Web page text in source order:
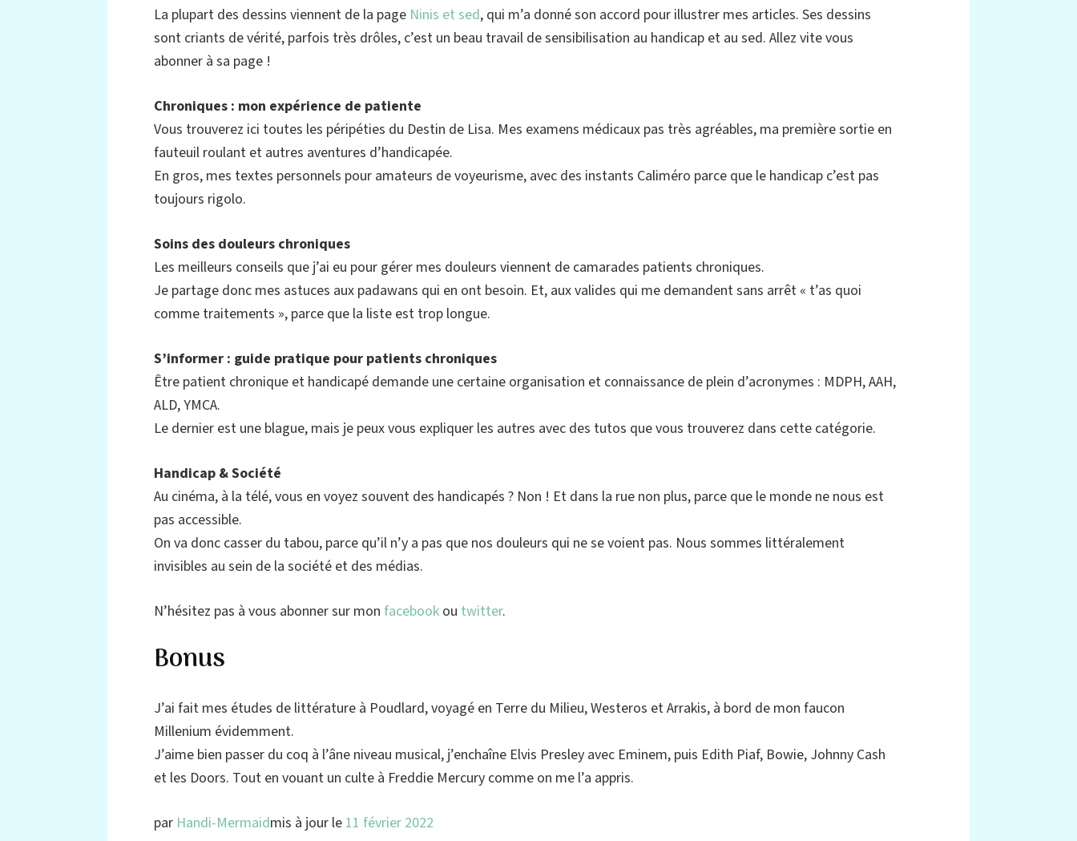
La plupart des dessins viennent de la page Ninis et sed, qui m’a donné son accord pour illustrer mes articles. Ses dessins
sont criants de vérité, parfois très drôles, c’est un beau travail de sensibilisation au handicap et au sed. Allez vite vous
abonner à sa page !
Chroniques : mon expérience de patiente
Vous trouverez ici toutes les péripéties du Destin de Lisa. Mes examens médicaux pas très agréables, ma première sortie en
fauteuil roulant et autres aventures d’handicapée.
En gros, mes textes personnels pour amateurs de voyeurisme, avec des instants Caliméro parce que le handicap c’est pas
toujours rigolo.
Soins des douleurs chroniques
Les meilleurs conseils que j’ai eu pour gérer mes douleurs viennent de camarades patients chroniques.
Je partage donc mes astuces aux padawans qui en ont besoin. Et, aux valides qui me demandent sans arrêt « t’as quoi
comme traitements », parce que la liste est trop longue.
S’informer : guide pratique pour patients chroniques
Être patient chronique et handicapé demande une certaine organisation et connaissance de plein d’acronymes : MDPH, AAH,
ALD, YMCA.
Le dernier est une blague, mais je peux vous expliquer les autres avec des tutos que vous trouverez dans cette catégorie.
Handicap & Société
Au cinéma, à la télé, vous en voyez souvent des handicapés ? Non ! Et dans la rue non plus, parce que le monde ne nous est
pas accessible.
On va donc casser du tabou, parce qu’il n’y a pas que nos douleurs qui ne se voient pas. Nous sommes littéralement
invisibles au sein de la société et des médias.
N’hésitez pas à vous abonner sur mon facebook ou twitter.
Bonus
J’ai fait mes études de littérature à Poudlard, voyagé en Terre du Milieu, Westeros et Arrakis, à bord de mon faucon
Millenium évidemment.
J’aime bien passer du coq à l’âne niveau musical, j’enchaîne Elvis Presley avec Eminem, puis Edith Piaf, Bowie, Johnny Cash
et les Doors. Tout en vouant un culte à Freddie Mercury comme on me l’a appris.
par Handi-Mermaidmis à jour le 11 février 2022